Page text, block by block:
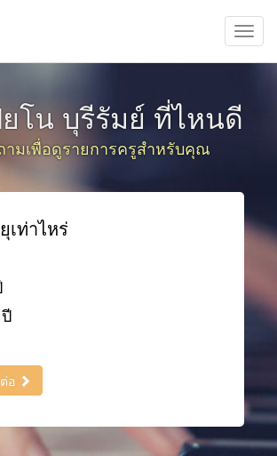
ยโน บุรีรัมย์ ที่ไหนดี
มเพื่อดูรายการครูสำหรับคุณ
เท่าไหร่
อ